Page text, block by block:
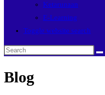
Ketarunaan
E-Learning
Toggle website search
Blog